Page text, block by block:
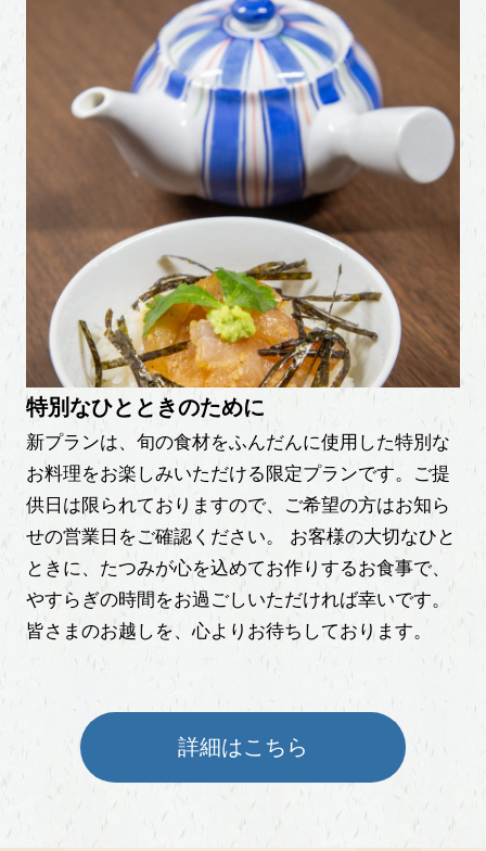
特別なひとときのために
新プランは、旬の食材をふんだんに使用した特別な
お料理をお楽しみいただける限定プランです。ご提
供日は限られておりますので、ご希望の方はお知ら
せの営業日をご確認ください。
お客様の大切なひと
ときに、たつみが心を込めてお作りするお食事で、
やすらぎの時間をお過ごしいただければ幸いです。
皆さまのお越しを、心よりお待ちしております。
詳細はこちら